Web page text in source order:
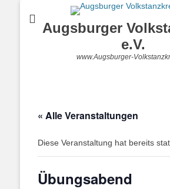
Augsburger
e.V.
www.Augsburger-
« Alle Veranstaltungen
Diese Veranstaltung hat bereits
Übungsabend